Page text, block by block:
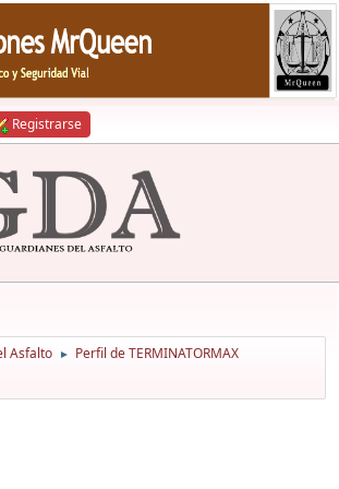
Registrarse
Asfalto ► Perfil de TERMINATORMAX